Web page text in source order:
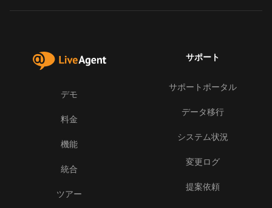
デモ
料金
機能
統合
ツアー
サポート
サポートポータル
データ移行
システム状況
変更ログ
提案依頼